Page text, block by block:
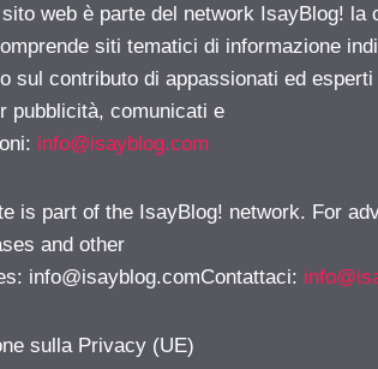
web è parte del network IsayBlog! la
siti tematici di informazione
sul contributo di appassionati ed esperti
pubblicità, comunicati e
info@isayblog.com
is part of the IsayBlog! network. For
and other
info@isayblog.comContattaci:
sulla Privacy (UE)